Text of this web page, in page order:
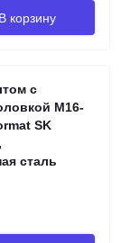
В корзину
с
М16-
SK
сталь